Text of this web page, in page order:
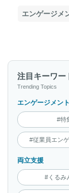
エンゲージメ
注目キーワー
Trending Topics
エンゲージメント
#特
#従業員エン
両立支援
#くるみ